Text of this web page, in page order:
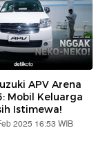
APV Arena
Mobil Keluarga
Istimewa!
2025 16:53 WIB